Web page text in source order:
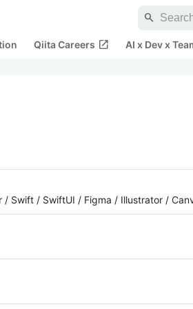
search
Qiita Careers open_in_new AI x Dev x
/ Swift / SwiftUI / Figma / Illustrator /